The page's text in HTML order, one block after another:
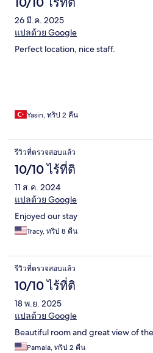
26 มี.ค. 2025
แปลด้วย Google
Perfect location, nice staff.
Yasin, ทริป 2 คืน
รีวิวที่ตรวจสอบแล้ว
10/10 ไร้ที่ติ
11 ส.ค. 2024
แปลด้วย Google
Enjoyed our stay
Tracy, ทริป 8 คืน
รีวิวที่ตรวจสอบแล้ว
10/10 ไร้ที่ติ
18 พ.ย. 2025
แปลด้วย Google
Beautiful room and great view of
Pamala, ทริป 2 คืน